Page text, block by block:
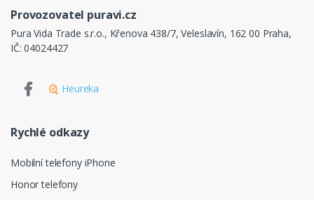
Provozovatel puravi.cz
Pura Vida Trade s.r.o., Křenova 438/7, Veleslavín, 162 00 Praha,
IČ: 04024427
Heureka
Rychlé odkazy
Mobilní telefony iPhone
Honor telefony